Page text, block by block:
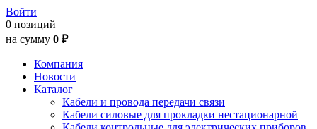
Войти
0 позиций
на сумму 0 ₽
Компания
Новости
Каталог
Кабели и провода передачи связи
Кабели силовые для прокладки нестационарной